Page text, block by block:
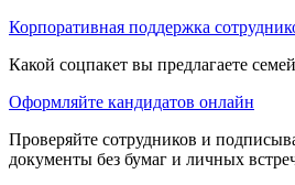
Корпоративная поддержка
Какой соцпакет вы предлагаете
Оформляйте кандидатов онлайн
Проверяйте сотрудников и
документы без бумаг и личных